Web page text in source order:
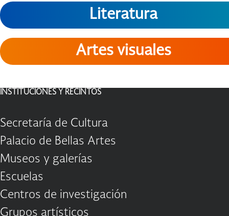
Literatura
Artes visuales
INSTITUCIONES Y RECINTOS
Secretaría de Cultura
Palacio de Bellas Artes
Museos y galerías
Escuelas
Centros de investigación
Grupos artísticos